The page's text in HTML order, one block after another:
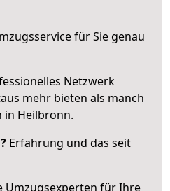
für Sie genau
Netzwerk
mehr bieten als manch
in Heilbronn.
Erfahrung und das seit
Umzugsexperten für Ihre